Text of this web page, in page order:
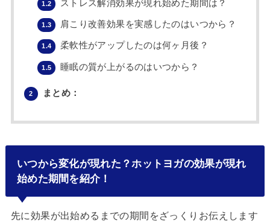
1.2 ストレス解消効果が現れ始めた期間は？
1.3 肩こり改善効果を実感したのはいつから？
1.4 柔軟性がアップしたのは何ヶ月後？
1.5 睡眠の質が上がるのはいつから？
2 まとめ：
いつから変化が現れた？ホットヨガの効果が現れ
始めた期間を紹介！
先に効果が出始めるまでの期間をざっくりお伝えします